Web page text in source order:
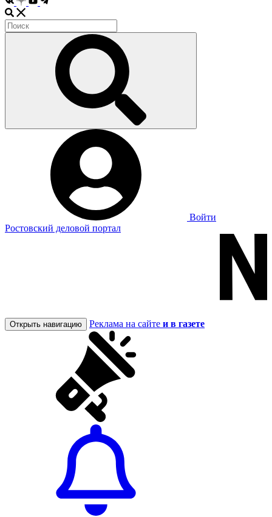
Войти
Ростовский деловой портал
Открыть навигацию Реклама на сайте и в газете